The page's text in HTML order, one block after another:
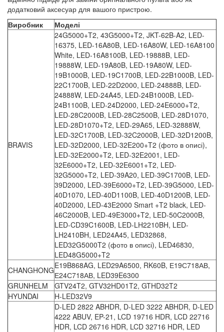
додатковий аксесуар для вашого пристрою.
Виробник
Моделі
BRAVIS
24G5000+T2, 43G5000+T2, JKT-62B-A2, LED-
16375, LED-16A80B, LED-16A80W, LED-16A8100
White, LED-16A8100B, LED-19888B, LED-
19888W, LED-19A80B, LED-19A80W, LED-
19B1000B, LED-19C1700B, LED-22B1000B, LED-
22C1700B, LED-22D2000, LED-24888B, LED-
24888W, LED-24A45, LED-24B1000B, LED-
24B1100B, LED-24D2000, LED-24E6000+T2,
LED-28C2000B, LED-28C2500B, LED-28D1070,
LED-28D1070+T2, LED-29A65, LED-32888W,
LED-32C1700B, LED-32C2000B, LED-32D1200B,
LED-32D2000, LED-32E200+T2 (фото в описі),
LED-32E2000+T2, LED-32E2001, LED-
32E6000+T2, LED-32E6001+T2, LED-
32G5000+T2, LED-39A20, LED-39C1700B, LED-
39D2000, LED-39E6000+T2, LED-39G5000, LED-
40D1070, LED-40D1100B, LED-40D1200B, LED-
40D2000, LED-43E2000 Smart +T2 black, LED-
46C2000B, LED-49E3000+T2, LED-50C2000B,
LED-CD39C1600B, LED-LH2210BH, LED-
LH2410BH, LED24A45, LED32868,
LED32G5000T2 (фото в описі), LED46830,
LED48G5000+T2
CHANGHONGE19B868AG, LED29A6500, RK60B, Е19С718АВ,
Е24С718АВ, LED39E6300
GRUNHELM
GTV24T2, GTV32HD01T2, GTHD32T2
HYUNDAI
H-LED32V9
D-LED 2822 ABHDR, D-LED 3222 ABHDR, D-LED
4222 ABUV, EP-21, LCD 19716 HDR, LCD 22716
HDR, LCD 26716 HDR, LCD 32716 HDR, LED